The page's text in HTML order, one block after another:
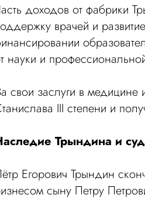
доходов от фабрики
врачей и
науки и
свои заслуги в медицине
III степени и
Трындина и
Егорович Трындин
сыну Петру